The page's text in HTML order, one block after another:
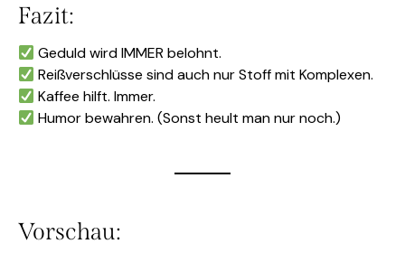
Fazit:
Geduld wird IMMER belohnt.
Reißverschlüsse sind auch nur Stoff mit Komplexen.
Kaffee hilft. Immer.
Humor bewahren. (Sonst heult man nur noch.)
Vorschau: